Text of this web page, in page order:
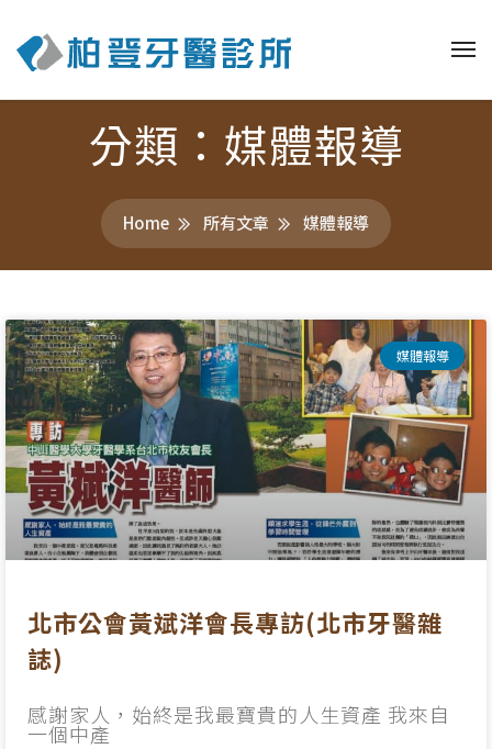
分類：媒體報導
Home 所有文章 媒體報導
媒體報導
北市公會黃斌洋會長專訪(北市牙醫雜
誌)
感謝家人，始終是我最寶貴的人生資產 我來自
一個中產